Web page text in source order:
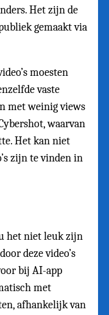
Het zijn de
gemaakt via
moesten
vaste
met weinig views
waarvan
Het kan niet
zijn te vinden in
het niet leuk zijn
deze video’s
bij AI-app
met
afhankelijk van